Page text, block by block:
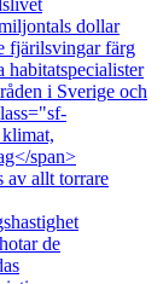
dollar
fjärilsvingar färg
habitatspecialister
i Sverige och
span>
av allt torrare
de